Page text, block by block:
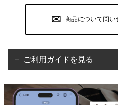
商品について問い
＋ ご利用ガイドを見る